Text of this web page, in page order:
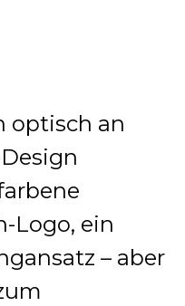
optisch an
Logo, ein
– aber